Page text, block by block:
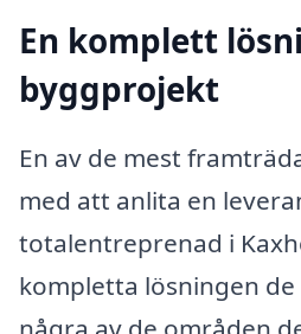
En komplett
byggprojekt
En av de mest
med att anlita en
totalentreprenad i
kompletta lösningen